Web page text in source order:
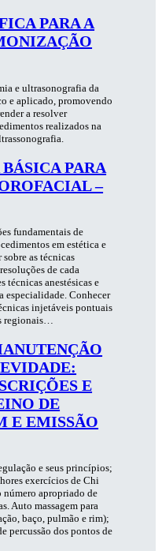
PARA A
e ultrasonografia da
e aplicado, promovendo
a resolver
realizados na
PARA
–
fundamentais de
em estética e
as técnicas
de cada
técnicas anestésicas e
especialidade. Conhecer
injetáveis pontuais
regionais…
E
DE
E EMISSÃO
e seus princípios;
exercícios de Chi
número apropriado de
Auto massagem para
baço, pulmão e rim);
percussão dos pontos de